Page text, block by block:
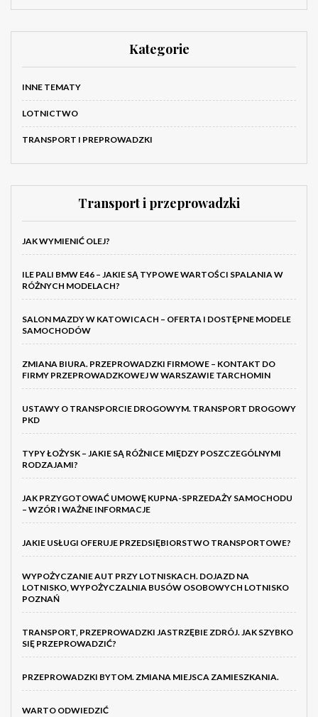
Kategorie
INNE TEMATY
LOTNICTWO
TRANSPORT I PREPROWADZKI
Transport i przeprowadzki
JAK WYMIENIĆ OLEJ?
ILE PALI BMW E46 – JAKIE SĄ TYPOWE WARTOŚCI SPALANIA W
RÓŻNYCH MODELACH?
SALON MAZDY W KATOWICACH – OFERTA I DOSTĘPNE MODELE
SAMOCHODÓW
ZMIANA BIURA. PRZEPROWADZKI FIRMOWE – KONTAKT DO
FIRMY PRZEPROWADZKOWEJ W WARSZAWIE TARCHOMIN
USTAWY O TRANSPORCIE DROGOWYM. TRANSPORT DROGOWY
PKD
TYPY ŁOŻYSK – JAKIE SĄ RÓŻNICE MIĘDZY POSZCZEGÓLNYMI
RODZAJAMI?
JAK PRZYGOTOWAĆ UMOWĘ KUPNA-SPRZEDAŻY SAMOCHODU
– WZÓR I WAŻNE INFORMACJE
JAKIE USŁUGI OFERUJE PRZEDSIĘBIORSTWO TRANSPORTOWE?
WYPOŻYCZANIE AUT PRZY LOTNISKACH. DOJAZD NA
LOTNISKO, WYPOŻYCZALNIA BUSÓW OSOBOWYCH LOTNISKO
POZNAŃ
TRANSPORT, PRZEPROWADZKI JASTRZĘBIE ZDRÓJ. JAK SZYBKO
SIĘ PRZEPROWADZIĆ?
PRZEPROWADZKI BYTOM. ZMIANA MIEJSCA ZAMIESZKANIA.
WARTO ODWIEDZIĆ